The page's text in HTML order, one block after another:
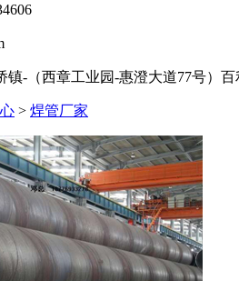
镇-（西章工业园-惠澄大道77号）
> 焊管厂家